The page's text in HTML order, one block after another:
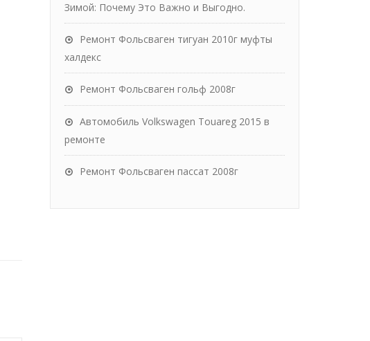
Зимой: Почему Это Важно и Выгодно.
Ремонт Фольсваген тигуан 2010г муфты
халдекс
Ремонт Фольсваген гольф 2008г
Автомобиль Volkswagen Touareg 2015 в
ремонте
Ремонт Фольсваген пассат 2008г